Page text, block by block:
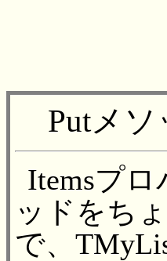
Putメ
Itemsプ
ッドをち
で、